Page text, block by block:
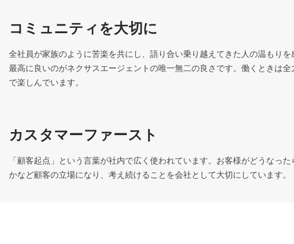
コミュニティを大切に
全社員が家族のように苦楽を共にし、語り合い乗り越えてきた人の温もり
最高に良いのがネクサスエージェントの唯一無二の良さです。働くときは
で楽しんでいます。
カスタマーファースト
「顧客起点」という言葉が社内で広く使われています。お客様がどうなっ
かなど顧客の立場になり、考え続けることを会社として大切にしています。